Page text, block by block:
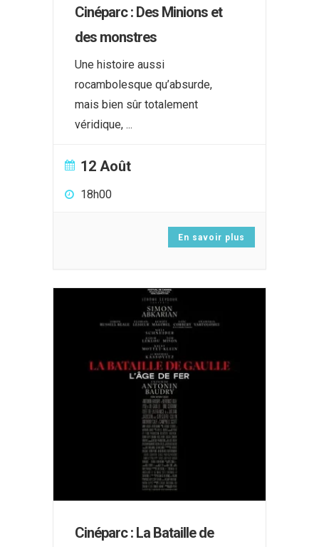
Cinéparc : Des Minions et
des monstres
Une histoire aussi
rocambolesque qu’absurde,
mais bien sûr totalement
véridique, ...
12 Août
18h00
En savoir plus
Cinéparc : La Bataille de